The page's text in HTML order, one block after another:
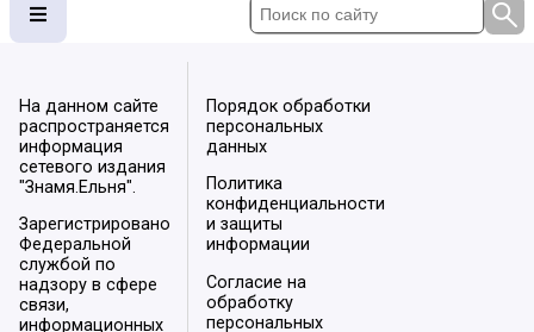
На данном сайте
распространяется
информация
сетевого издания
"Знамя.Ельня".
Зарегистрировано
Федеральной
службой по
надзору в сфере
связи,
информационных
Порядок обработки
персональных
данных
Политика
конфиденциальности
и защиты
информации
Согласие на
обработку
персональных